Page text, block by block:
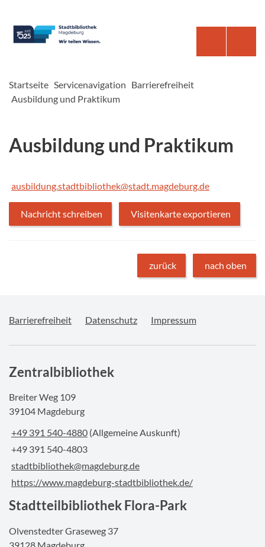
Startseite Servicenavigation Barrierefreiheit
Ausbildung und Praktikum
Ausbildung und Praktikum
ausbildung.stadtbibliothek@stadt.magdeburg.de
Nachricht schreiben Visitenkarte exportieren
zurück nach oben
Barrierefreiheit Datenschutz Impressum
Zentralbibliothek
Breiter Weg 109
39104 Magdeburg
+49 391 540-4880 (Allgemeine Auskunft)
+49 391 540-4803
stadtbibliothek@magdeburg.de
https://www.magdeburg-stadtbibliothek.de/
Stadtteilbibliothek Flora-Park
Olvenstedter Graseweg 37